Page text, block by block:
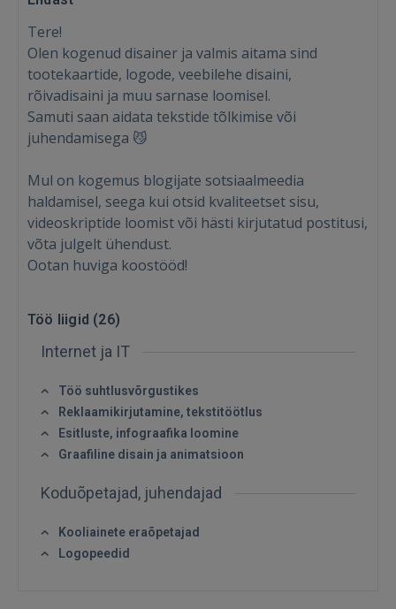
Sisene
Tere!
Olen kogenud disainer ja valmis aitama sind
tootekaartide, logode, veebilehe disaini,
rõivadisaini ja muu sarnase loomisel.
Samuti saan aidata tekstide tõlkimise või
juhendamisega 😼
Mul on kogemus blogijate sotsiaalmeedia
haldamisel, seega kui otsid kvaliteetset sisu,
videoskriptide loomist või hästi kirjutatud postitusi,
võta julgelt ühendust.
Ootan huviga koostööd!
Töö liigid (26)
Internet ja IT
Töö suhtlusvõrgustikes
Reklaamikirjutamine, tekstitöötlus
Esitluste, infograafika loomine
Graafiline disain ja animatsioon
Koduõpetajad, juhendajad
Kooliainete eraõpetajad
Logopeedid